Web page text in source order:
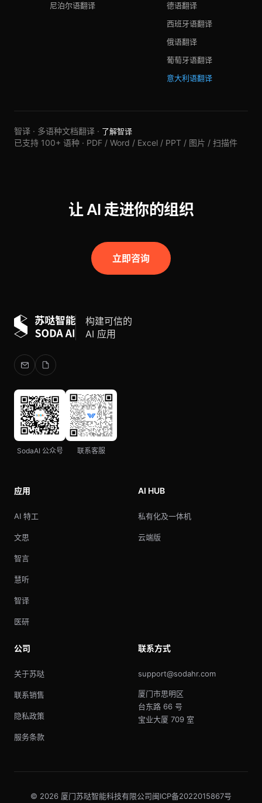
尼泊尔语翻译
德语翻译
西班牙语翻译
俄语翻译
葡萄牙语翻译
意大利语翻译
智译 · 多语种文档翻译 · 了解智译
已支持 100+ 语种 · PDF / Word / Excel / PPT / 图片 / 扫描件
让 AI 走进你的组织
立即咨询
构建可信的
AI 应用
SodaAI 公众号 联系客服
应用
AI 特工
文思
智言
慧听
智译
医研
AI HUB
私有化及一体机
云端版
公司
关于苏哒
联系销售
隐私政策
服务条款
联系方式
support@sodahr.com
厦门市思明区
台东路 66 号
宝业大厦 709 室
© 2026 厦门苏哒智能科技有限公司闽ICP备2022015867号